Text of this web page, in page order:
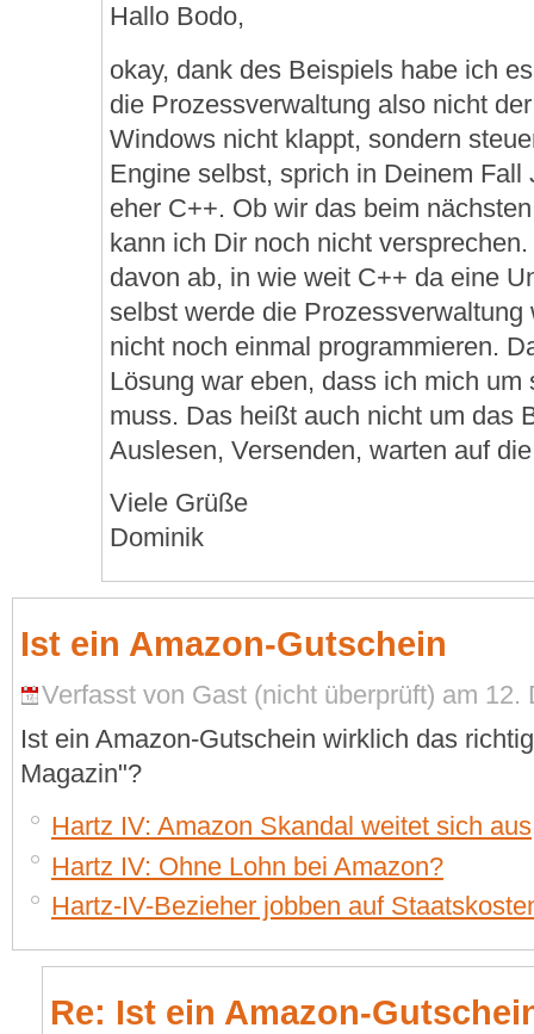
Hallo Bodo,
okay, dank des Beispiels habe ich
die Prozessverwaltung also nicht
Windows nicht klappt, sondern
Engine selbst, sprich in Deinem
eher C++. Ob wir das beim
kann ich Dir noch nicht
davon ab, in wie weit C++ da eine
selbst werde die
nicht noch einmal programmieren.
Lösung war eben, dass ich mich
muss. Das heißt auch nicht um das
Auslesen, Versenden, warten auf
Viele Grüße
Dominik
Ist ein Amazon-Gutschein
Verfasst von Gast (nicht überprüft) am 12.
Ist ein Amazon-Gutschein wirklich das
Magazin"?
Hartz IV: Amazon Skandal weitet sich aus
Hartz IV: Ohne Lohn bei Amazon?
Hartz-IV-Bezieher jobben auf
Re: Ist ein Amazon-